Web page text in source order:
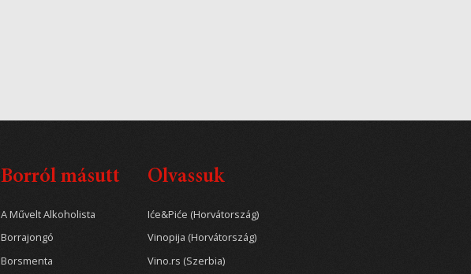
Borról másutt
A Művelt Alkoholista
Borrajongó
Borsmenta
Olvassuk
Iće&Piće (Horvátország)
Vinopija (Horvátország)
Vino.rs (Szerbia)